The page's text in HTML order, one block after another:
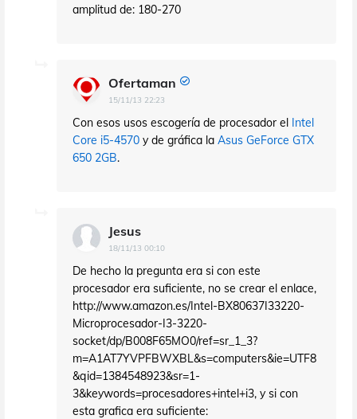
amplitud de: 180-270
Ofertaman
15/11/13 22:23
Con esos usos escogería de procesador el Intel
Core i5-4570 y de gráfica la Asus GeForce GTX
650 2GB.
Jesus
18/11/13 00:10
De hecho la pregunta era si con este
procesador era suficiente, no se crear el enlace,
http://www.amazon.es/Intel-BX80637I33220-
Microprocesador-I3-3220-
socket/dp/B008F65MO0/ref=sr_1_3?
m=A1AT7YVPFBWXBL&s=computers&ie=UTF8
&qid=1384548923&sr=1-
3&keywords=procesadores+intel+i3, y si con
esta grafica era suficiente: